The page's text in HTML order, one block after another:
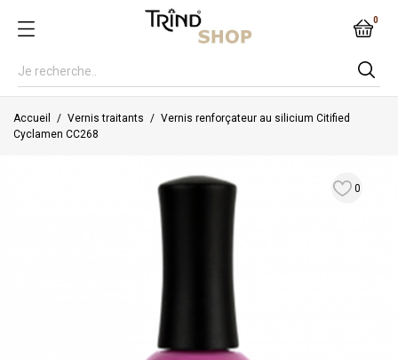
0
Accueil Vernis traitants
Vernis renforçateur au silicium Citified
Cyclamen CC268
0